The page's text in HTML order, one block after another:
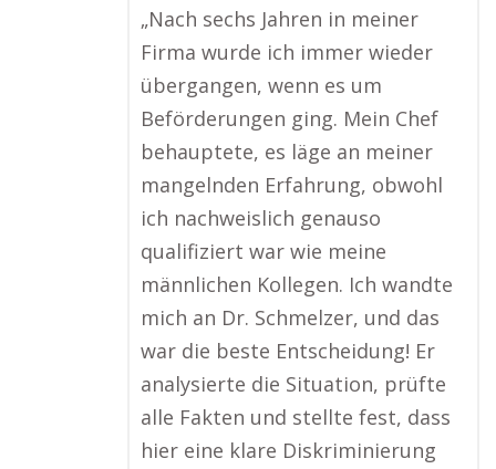
„Nach sechs Jahren in meiner
Firma wurde ich immer wieder
übergangen, wenn es um
Beförderungen ging. Mein Chef
behauptete, es läge an meiner
mangelnden Erfahrung, obwohl
ich nachweislich genauso
qualifiziert war wie meine
männlichen Kollegen. Ich wandte
mich an Dr. Schmelzer, und das
war die beste Entscheidung! Er
analysierte die Situation, prüfte
alle Fakten und stellte fest, dass
hier eine klare Diskriminierung